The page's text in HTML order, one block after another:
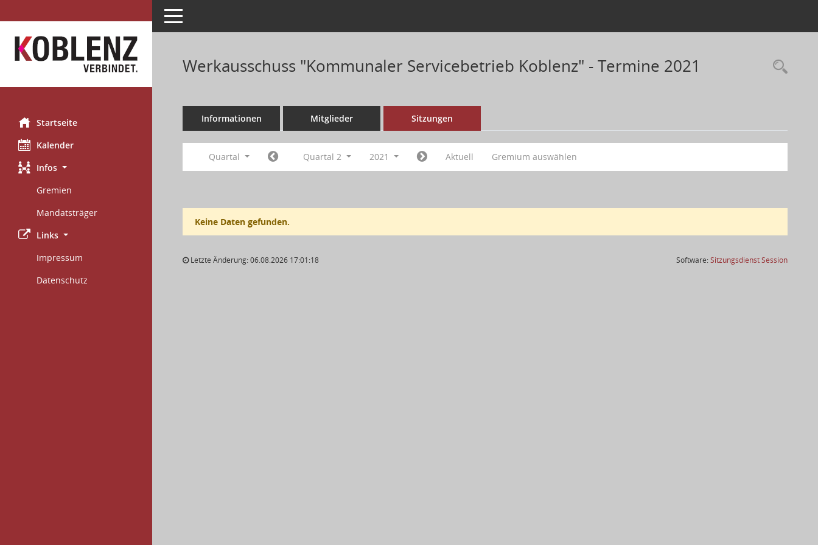
Startseite
Kalender
Infos
Gremien
Mandatsträger
Links
Impressum
Datenschutz
Toggle navigation
Werkausschuss "Kommunaler Servicebetrieb Koblenz" - Termine 2021
Informationen Mitglieder Sitzungen
Quartal Quartal 2 2021 Aktuell Gremium auswählen
Keine Daten gefunden.
Letzte Änderung: 06.08.2026 17:01:18 Software:SitzungsdienstSession(Wird in